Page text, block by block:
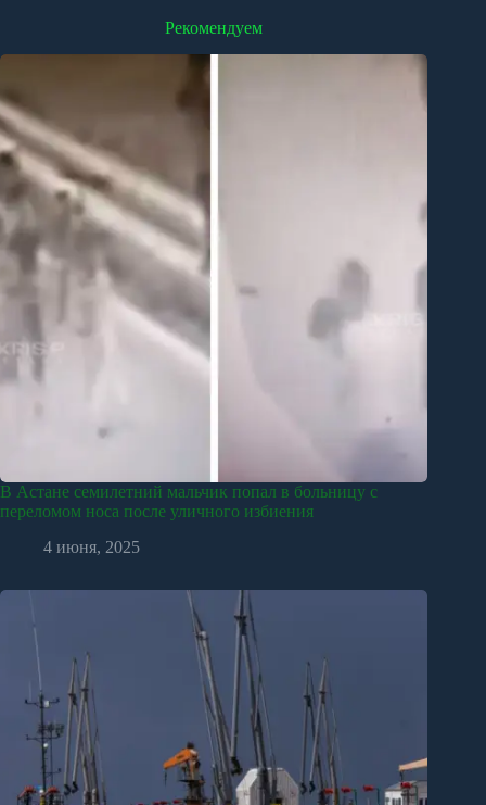
Рекомендуем
В Астане семилетний мальчик попал в больницу с
переломом носа после уличного избиения
4 июня, 2025